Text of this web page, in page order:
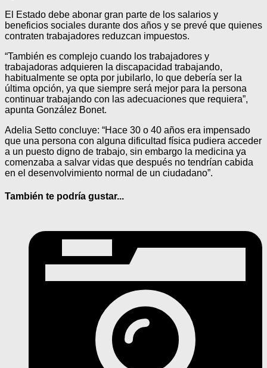
El Estado debe abonar gran parte de los salarios y
beneficios sociales durante dos años y se prevé que quienes
contraten trabajadores reduzcan impuestos.
“También es complejo cuando los trabajadores y
trabajadoras adquieren la discapacidad trabajando,
habitualmente se opta por jubilarlo, lo que debería ser la
última opción, ya que siempre será mejor para la persona
continuar trabajando con las adecuaciones que requiera”,
apunta González Bonet.
Adelia Setto concluye: “Hace 30 o 40 años era impensado
que una persona con alguna dificultad física pudiera acceder
a un puesto digno de trabajo, sin embargo la medicina ya
comenzaba a salvar vidas que después no tendrían cabida
en el desenvolvimiento normal de un ciudadano”.
También te podría gustar...